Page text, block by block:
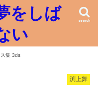
をしば
い
search
集 3ds
渕上舞